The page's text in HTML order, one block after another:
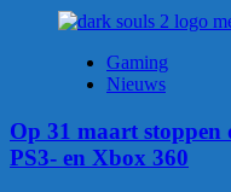
Gaming
Nieuws
Op 31 maart stoppen
PS3- en Xbox 360